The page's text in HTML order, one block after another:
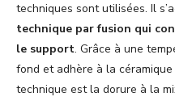
techniques sont utilisées. Il
technique par fusion qui
le support. Grâce à une
fond et adhère à la
technique est la dorure à la